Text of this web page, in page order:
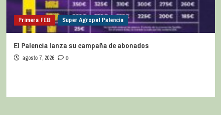
Primera FEB Super Agropal Palencia
El Palencia lanza su campaña de abonados
agosto 7, 2026 0